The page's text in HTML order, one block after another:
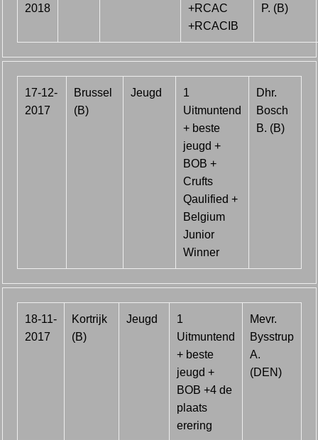
2018
+RCAC
+RCACIB
P. (B)
17-12-
2017
Brussel
(B)
Jeugd
1
Uitmuntend
+ beste
jeugd +
BOB +
Crufts
Qaulified +
Belgium
Junior
Winner
Dhr.
Bosch
B. (B)
18-11-
2017
Kortrijk
(B)
Jeugd
1
Uitmuntend
+ beste
jeugd +
BOB +4 de
plaats
erering
Mevr.
Bysstrup
A.
(DEN)